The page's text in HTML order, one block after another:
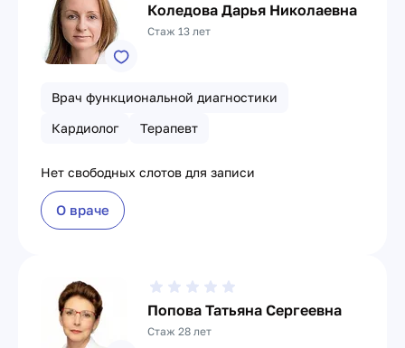
Коледова Дарья Николаевна
Стаж 13 лет
Врач функциональной диагностики
Кардиолог
Терапевт
Нет свободных слотов для записи
О враче
Попова Татьяна Сергеевна
Стаж 28 лет